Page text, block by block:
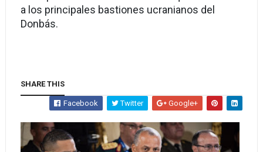
a los principales bastiones ucranianos del
Donbás.
SHARE THIS
Facebook Twitter Google+